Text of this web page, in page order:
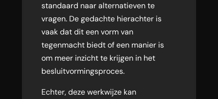
standaard naar alternatieven te
vragen. De gedachte hierachter is
vaak dat dit een vorm van
tegenmacht biedt of een manier is
om meer inzicht te krijgen in het
besluitvormingsproces.
Echter, deze werkwijze kan